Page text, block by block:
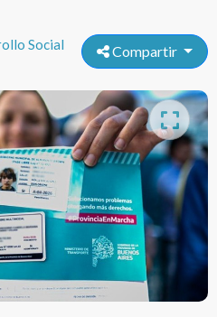
Social Compartir